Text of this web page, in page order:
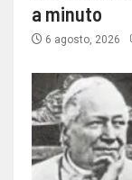
a minuto
6 agosto, 2026